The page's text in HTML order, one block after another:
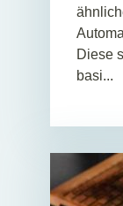
Diese
basi...